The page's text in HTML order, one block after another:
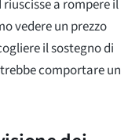
riuscisse a rompere il
vedere un prezzo
il sostegno di
comportare un